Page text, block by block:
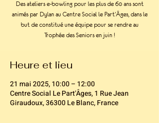
Des ateliers e-bowling pour les plus de 60 ans sont
animés par Dylan au Centre Social le Part'Âges, dans le
but de constitué une équipe pour se rendre au
Trophée des Seniors en juin !
Heure et lieu
21 mai 2025, 10:00 – 12:00
Centre Social Le Part'Âges, 1 Rue Jean
Giraudoux, 36300 Le Blanc, France